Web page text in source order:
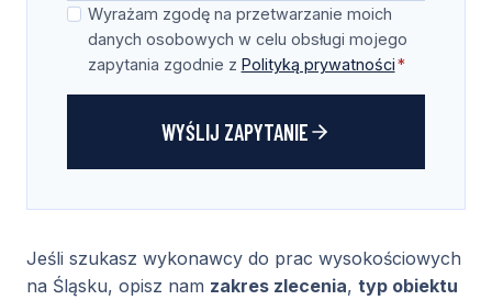
Z
d
p
z
e
Wyrażam zgodę na przetwarzanie moich
danych osobowych w celu obsługi mojego
zapytania zgodnie z Polityką prywatności*
WYŚLIJ ZAPYTANIE
Jeśli szukasz wykonawcy do prac wysokościowych
na Śląsku, opisz nam zakres zlecenia, typ obiektu